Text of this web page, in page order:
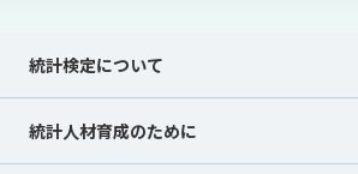
統計検定について
Show submenu for 統計検定について
統計人材育成のために